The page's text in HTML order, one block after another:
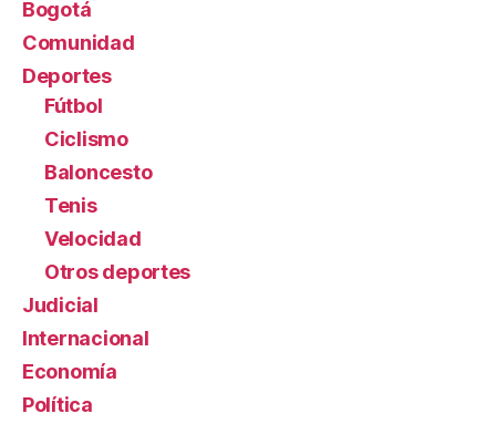
Bogotá
Comunidad
Deportes
Fútbol
Ciclismo
Baloncesto
Tenis
Velocidad
Otros deportes
Judicial
Internacional
Economía
Política